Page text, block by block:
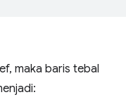
maka baris tebal